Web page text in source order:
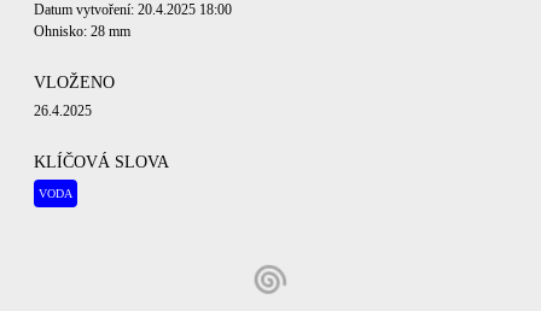
Datum vytvoření: 20.4.2025 18:00
Ohnisko: 28 mm
VLOŽENO
26.4.2025
KLÍČOVÁ SLOVA
VODA